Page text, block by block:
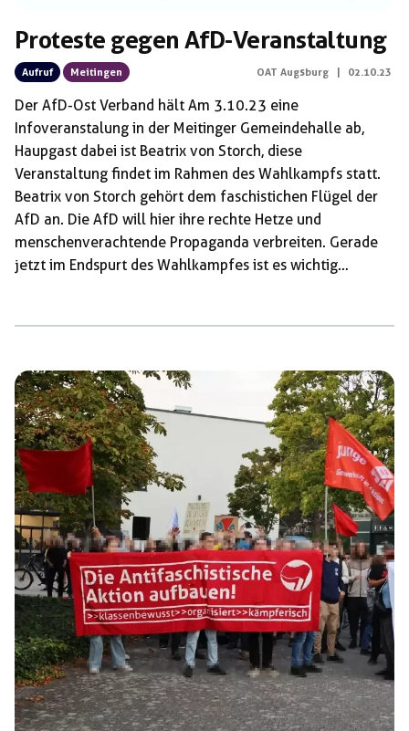
Proteste gegen AfD-Veranstaltung
Aufruf Meitingen OAT Augsburg | 02.10.23
Der AfD-Ost Verband hält Am 3.10.23 eine
Infoveranstalung in der Meitinger Gemeindehalle ab,
Haupgast dabei ist Beatrix von Storch, diese
Veranstaltung findet im Rahmen des Wahlkampfs statt.
Beatrix von Storch gehört dem faschistichen Flügel der
AfD an. Die AfD will hier ihre rechte Hetze und
menschenverachtende Propaganda verbreiten. Gerade
jetzt im Endspurt des Wahlkampfes ist es wichtig
Rassismus in letzter Konsequenz zu tatsächlichen
Übergriffen auf der Straße führt ist der AfD bewusst. Ihr
Gedankengut gab auch den rechtsterroristisdasMotivihre
Morde. […]